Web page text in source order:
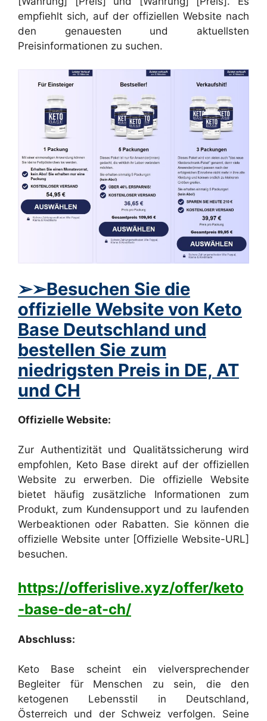
empfiehlt sich, auf der offiziellen Website nach
den genauesten und aktuellsten
Preisinformationen zu suchen.
➢➢Besuchen Sie die
offizielle Website von Keto
Base Deutschland und
bestellen Sie zum
niedrigsten Preis in DE, AT
und CH
Offizielle Website:
Zur Authentizität und Qualitätssicherung wird
empfohlen, Keto Base direkt auf der offiziellen
Website zu erwerben. Die offizielle Website
bietet häufig zusätzliche Informationen zum
Produkt, zum Kundensupport und zu laufenden
Werbeaktionen oder Rabatten. Sie können die
offizielle Website unter [Offizielle Website-URL]
besuchen.
https://offerislive.xyz/offer/keto
-base-de-at-ch/
Abschluss:
Keto Base scheint ein vielversprechender
Begleiter für Menschen zu sein, die den
ketogenen Lebensstil in Deutschland,
Österreich und der Schweiz verfolgen. Seine